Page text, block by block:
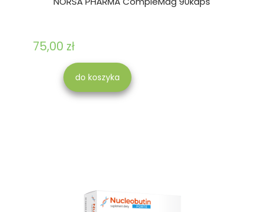
75,00 zł
do koszyka